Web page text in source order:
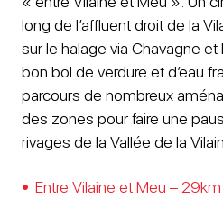
long de l’affluent droit de la
sur le halage via Chavagne et
bon bol de verdure et d’eau
parcours de nombreux
des zones pour faire une
rivages de la Vallée de la
Entre Vilaine et Meu – 29km